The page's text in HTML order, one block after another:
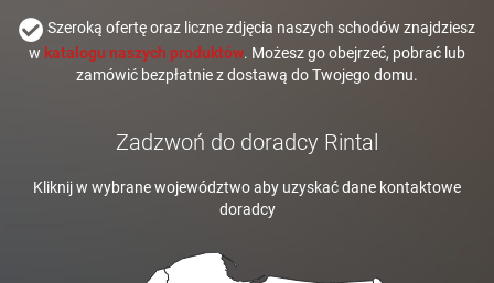
Szeroką ofertę oraz liczne zdjęcia naszych schodów znajdziesz
w katalogu naszych produktów. Możesz go obejrzeć, pobrać lub
zamówić bezpłatnie z dostawą do Twojego domu.
Zadzwoń do doradcy Rintal
Kliknij w wybrane województwo aby uzyskać dane kontaktowe
doradcy